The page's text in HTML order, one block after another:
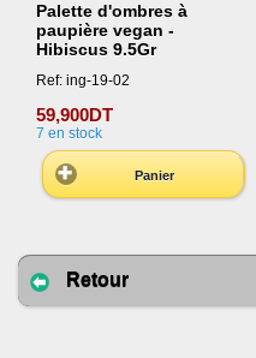
Palette d'ombres à
paupière vegan -
Hibiscus 9.5Gr
Ref: ing-19-02
59,900DT
7 en stock
Panier
Retour